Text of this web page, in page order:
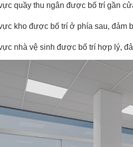
quầy thu ngân được bố trí gần
kho được bố trí ở phía sau, đảm
nhà vệ sinh được bố trí hợp lý,